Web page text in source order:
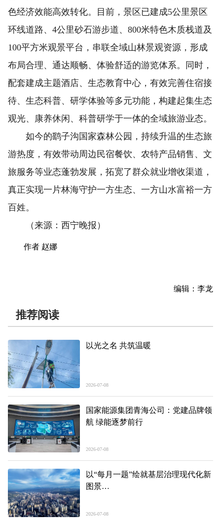
色经济效能高效转化。目前，景区已建成5公里景区
环线道路、4公里砂石游步道、800米特色木质栈道及
100平方米观景平台，串联全域山林景观资源，形成
布局合理、通达顺畅、体验舒适的游览体系。同时，
配套建成主题酒店、生态教育中心，有效完善住宿接
待、生态科普、研学体验等多元功能，构建起集生态
观光、康养休闲、科普研学于一体的全域旅游业态。
如今的鹞子沟国家森林公园，持续升温的生态旅
游热度，有效带动周边民宿餐饮、农特产品销售、文
旅服务等业态蓬勃发展，拓宽了群众就业增收渠道，
真正实现一片林海守护一方生态、一方山水富裕一方
百姓。
（来源：西宁晚报）
作者 赵娜
编辑：李龙
推荐阅读
以光之名 共筑温暖
2026-07-08
国家能源集团青海公司：党建品牌领
航 绿能逐梦前行
2026-07-08
以“每月一题”绘就基层治理现代化新
图景
2026-07-08